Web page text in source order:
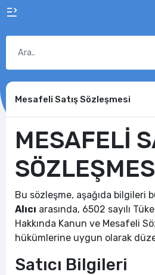
Mesafeli Satış Sözleşmesi
MESAFELİ
Bu sözleşme, aşağıda bilgileri
Alıcı arasında, 6502 sayılı
Hakkında Kanun ve Mesafeli
hükümlerine uygun olarak
Satıcı Bilgileri